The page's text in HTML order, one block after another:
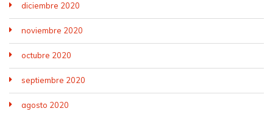
diciembre 2020
noviembre 2020
octubre 2020
septiembre 2020
agosto 2020